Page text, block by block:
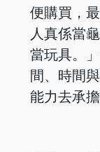
便購買，
人真係當
當玩具。
間、時間
能力去承擔